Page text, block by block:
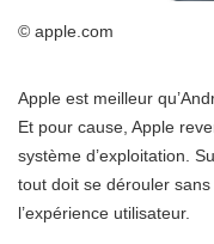
© apple.com
Apple est meilleur
Et pour cause, Apple
système d’exploitation.
tout doit se dérouler
l’expérience utilisateur.